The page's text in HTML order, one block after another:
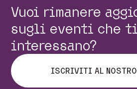
Vuoi rimanere
sugli eventi che ti
interessano?
ISCRIVITI AL NOSTRO